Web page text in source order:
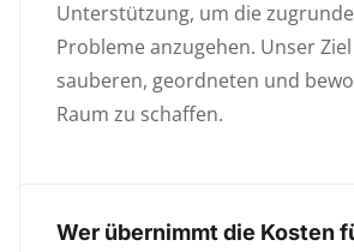
Unterstützung, um die
Probleme anzugehen. Unser
sauberen, geordneten und
Raum zu schaffen.
Wer übernimmt die Kosten